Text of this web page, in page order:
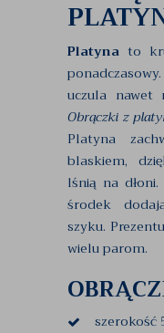
Platyna to
uczula nawet
Obrączki z
Platyna
blaskiem,
lśnią na
środek
szyku.
wielu parom.
szerokość